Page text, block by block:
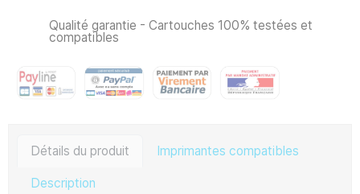
Qualité garantie - Cartouches 100% testées et
compatibles
Détails du produit Imprimantes compatibles
Description